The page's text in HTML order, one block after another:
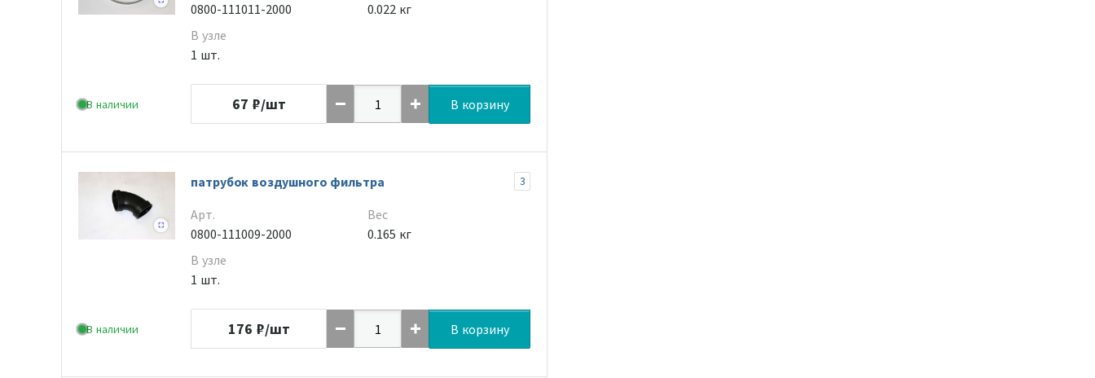
В наличии
0800-111011-2000
В узле
1 шт.
0.022 кг
67 ₽/шт В корзину
В наличии
патрубок воздушного фильтра 3
Арт.
0800-111009-2000
В узле
1 шт.
Вес
0.165 кг
176 ₽/шт В корзину